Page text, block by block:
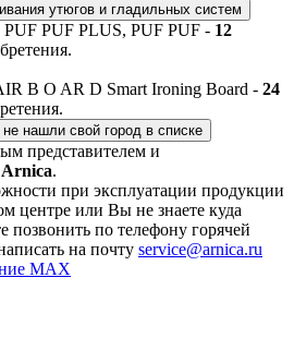
утюгов и гладильных систем
PUF PLUS, PUF PUF - 12
B O AR D Smart Ironing Board - 24
нашли свой город в списке
представителем и
Arnica.
при эксплуатации продукции
центре или Вы не знаете куда
позвонить по телефону горячей
на почту service@arnica.ru
MAX